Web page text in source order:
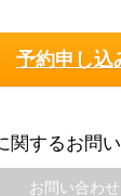
予約申し込
関するお問
お問い合わせ